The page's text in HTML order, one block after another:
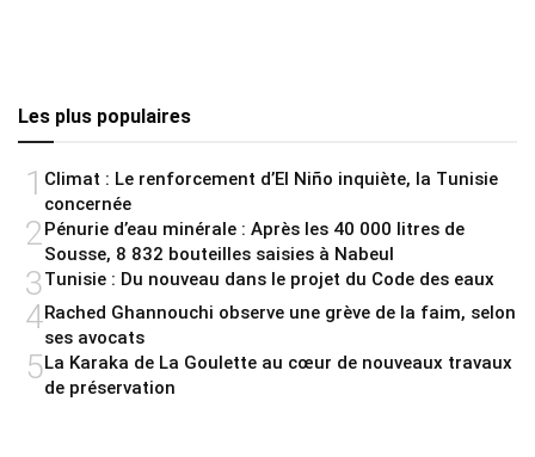
Les plus populaires
1 Climat : Le renforcement d’El Niño inquiète, la Tunisie
concernée
2Pénurie d’eau minérale : Après les 40 000 litres de
Sousse, 8 832 bouteilles saisies à Nabeul
3Tunisie : Du nouveau dans le projet du Code des eaux
4Rached Ghannouchi observe une grève de la faim, selon
ses avocats
5La Karaka de La Goulette au cœur de nouveaux travaux
de préservation